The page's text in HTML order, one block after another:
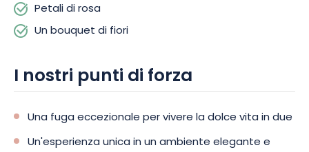
Ogni momento trascorso all'Hôtel des XV è un invito a godersi
una dolce vacanza in città. Non indugiate e prenotate oggi
promette momenti memorabili per entrambi!
Petali di rosa
Un bouquet di fiori
I nostri punti di forza
Una fuga eccezionale per vivere la dolce vita in due
Un'esperienza unica in un ambiente elegante e